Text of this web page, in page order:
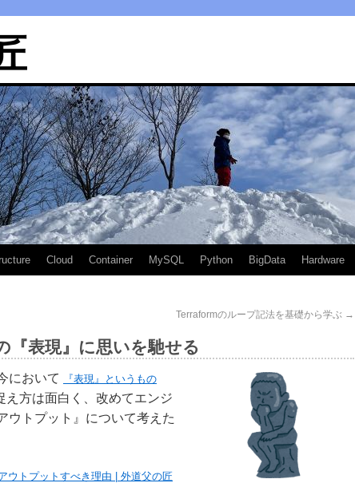
Cloud Container MySQL Python BigData Hardware
Terraformのループ記法を基礎から学ぶ →
『表現』に思いを馳せる
において
『表現』というもの
え方は面白く、改めてエンジ
ウトプット』について考えた
ウトプットすべき理由 | 外道父の匠